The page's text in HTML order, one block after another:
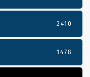
2410
1478